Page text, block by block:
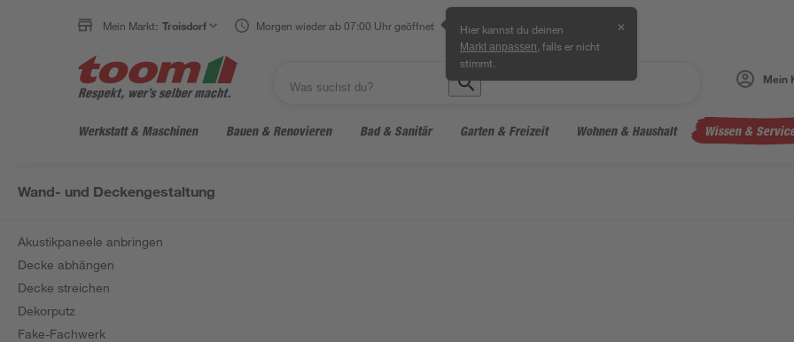
Mein Markt: Troisdorf Morgen wieder ab 07:00 Uhr geöffnet Hier kannst du deinen
Markt anpassen , falls er nicht
stimmt.
✕
Mein
Werkstatt & Maschinen Bauen & Renovieren Bad & Sanitär Garten & Freizeit Wohnen & Haushalt Wissen &
Wand- und Deckengestaltung
Akustikpaneele anbringen
Decke abhängen
Decke streichen
Dekorputz
Fake-Fachwerk